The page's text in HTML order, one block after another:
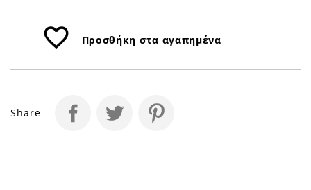
favorite_border Προσθήκη στα αγαπημένα
Share